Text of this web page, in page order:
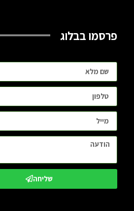
פרסמו בבלוג
שליחה